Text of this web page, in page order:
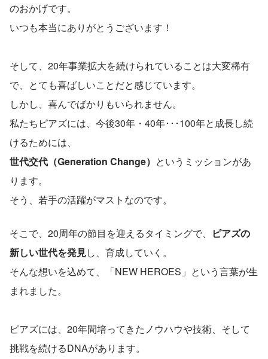
のおかげです。
いつも本当にありがとうございます！
そして、20年事業拡大を続けられていることは大変稀有
で、とても喜ばしいことだと感じています。
しかし、喜んでばかりもいられません。
私たちピアズには、今後30年・40年･･･100年と成長し続
けるためには、
世代交代（Generation Change） というミッションがあ
ります。
そう、若手の活躍がマストなのです。
そこで、20周年の節目を迎えるタイミングで、
ピアズの
新しい世代を発見し、育成していく。
そんな想いを込めて、「NEW HEROES」という言葉が生
まれました。
ピアズには、20年間培ってきたノウハウや技術、そして
挑戦を続けるDNAがあります。